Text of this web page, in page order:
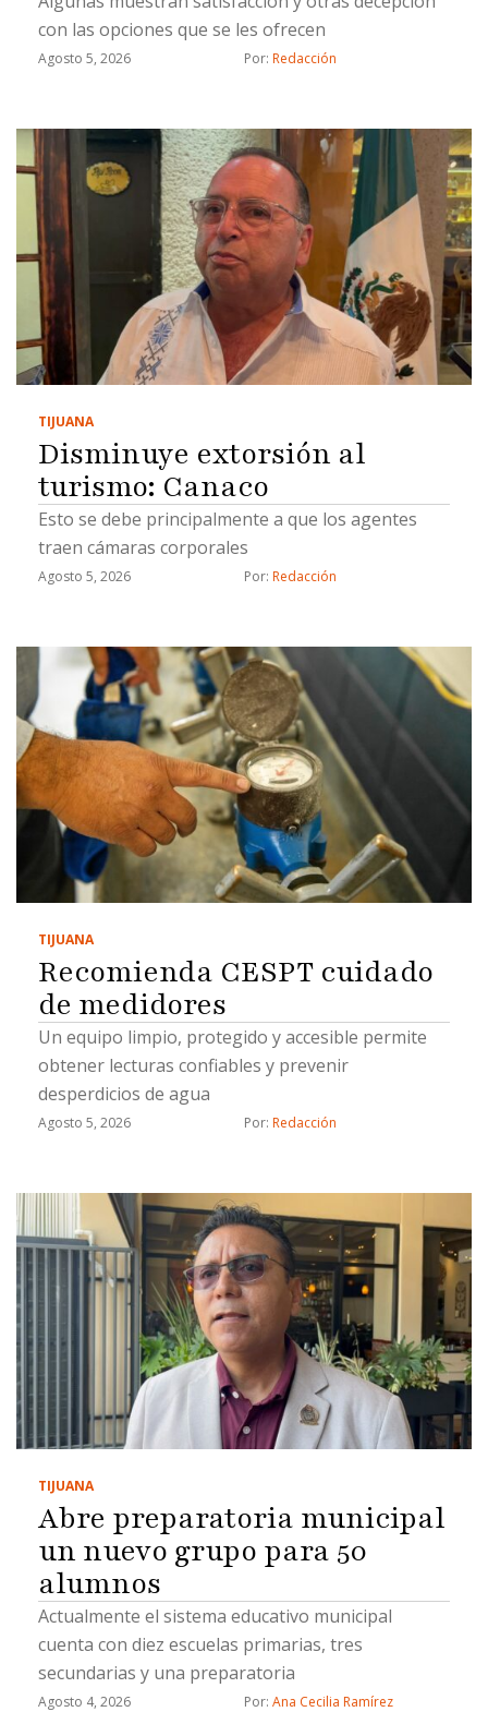
con las opciones que se les ofrecen
Agosto 5, 2026 Por: Redacción
TIJUANA
Disminuye extorsión al
turismo: Canaco
Esto se debe principalmente a que los agentes
traen cámaras corporales
Agosto 5, 2026 Por: Redacción
TIJUANA
Recomienda CESPT cuidado
de medidores
Un equipo limpio, protegido y accesible permite
obtener lecturas confiables y prevenir
desperdicios de agua
Agosto 5, 2026 Por: Redacción
TIJUANA
Abre preparatoria municipal
un nuevo grupo para 50
alumnos
Actualmente el sistema educativo municipal
cuenta con diez escuelas primarias, tres
secundarias y una preparatoria
Agosto 4, 2026 Por: Ana Cecilia Ramírez